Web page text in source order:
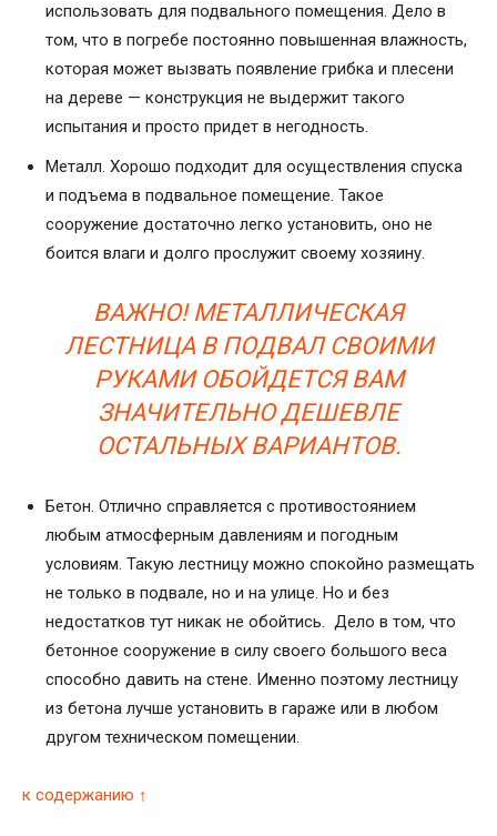
использовать для подвального помещения. Дело в
том, что в погребе постоянно повышенная влажность,
которая может вызвать появление грибка и плесени
на дереве — конструкция не выдержит такого
испытания и просто придет в негодность.
Металл. Хорошо подходит для осуществления спуска
и подъема в подвальное помещение. Такое
сооружение достаточно легко установить, оно не
боится влаги и долго прослужит своему хозяину.
ВАЖНО! МЕТАЛЛИЧЕСКАЯ
ЛЕСТНИЦА В ПОДВАЛ СВОИМИ
РУКАМИ ОБОЙДЕТСЯ ВАМ
ЗНАЧИТЕЛЬНО ДЕШЕВЛЕ
ОСТАЛЬНЫХ ВАРИАНТОВ.
Бетон. Отлично справляется с противостоянием
любым атмосферным давлениям и погодным
условиям. Такую лестницу можно спокойно размещать
не только в подвале, но и на улице. Но и без
недостатков тут никак не обойтись. Дело в том, что
бетонное сооружение в силу своего большого веса
способно давить на стене. Именно поэтому лестницу
из бетона лучше установить в гараже или в любом
другом техническом помещении.
к содержанию ↑